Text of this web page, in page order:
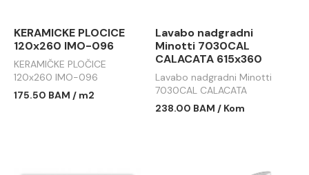
KERAMICKE PLOCICE
120x260 IMO-096
KERAMIČKE PLOČICE
120x260 IMO-096
175.50 BAM / m2
Lavabo nadgradni
Minotti 7030CAL
CALACATA 615x360
Lavabo nadgradni Minotti
7030CAL CALACATA
615x360
238.00 BAM / Kom